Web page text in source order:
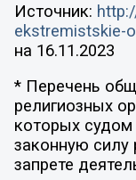
Источник:
ekstremistskie-
на 16.11.2023
* Перечень
религиозных
которых судом
законную силу
запрете